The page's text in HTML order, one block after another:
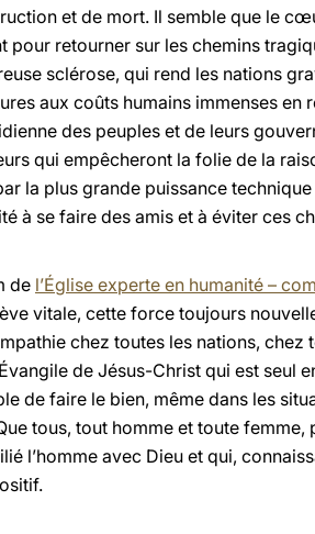
et de mort. Il semble que le
pour retourner sur les chemins
sclérose, qui rend les nations
aux coûts humains immenses en
des peuples et de leurs
qui empêcheront la folie de la
la plus grande puissance technique
à se faire des amis et à éviter ces
de l’Église experte en humanité –
vitale, cette force toujours
chez toutes les nations, chez
de Jésus-Christ qui est seul
de faire le bien, même dans les
tous, tout homme et toute
l’homme avec Dieu et qui,